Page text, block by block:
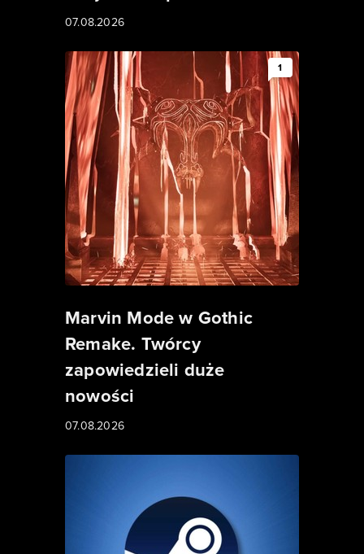
07.08.2026
1
Marvin Mode w Gothic
Remake. Twórcy
zapowiedzieli duże
nowości
07.08.2026